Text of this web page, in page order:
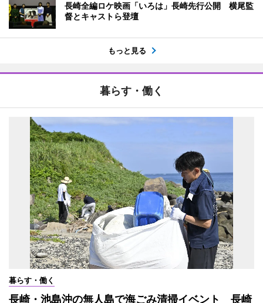
長崎全編ロケ映画「いろは」長崎先行公開 横尾監
督とキャストら登壇
もっと見る
暮らす・働く
暮らす・働く
長崎・池島沖の無人島で海ごみ清掃イベント 長崎